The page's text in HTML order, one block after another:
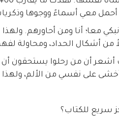
معي أسماءً ووجوها
نبكي معا؛ أنا ومن أحاورهم.
من أشكال الحداد، ومحاولة
أشعر أن من رحلوا
على نفسي من الألم،
سريع للكتاب؟